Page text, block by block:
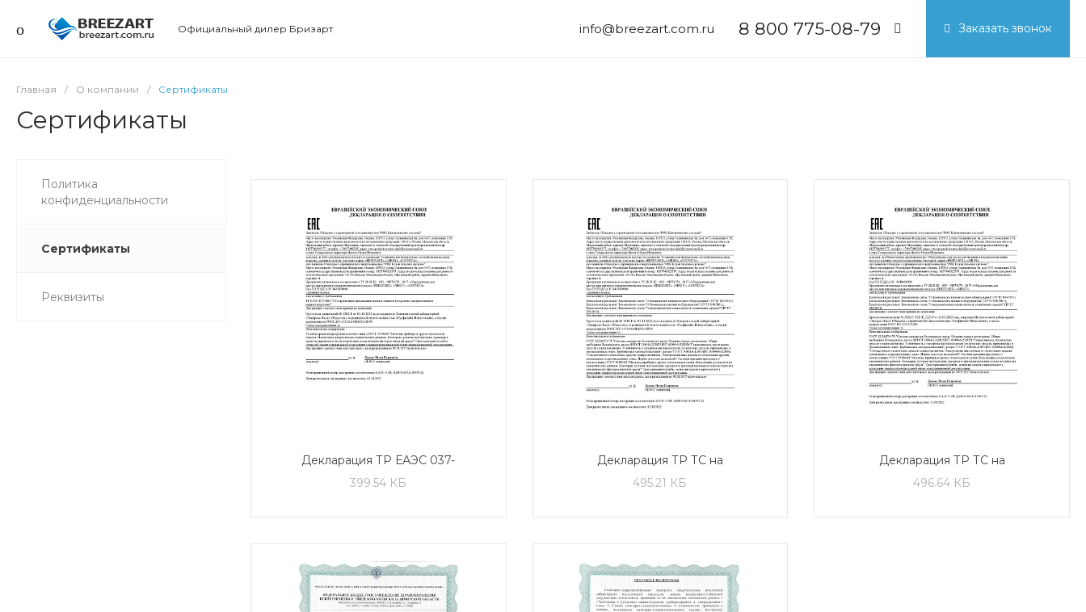
Официальный дилер Бризарт info@breezart.com.ru 8 800 775-08-79 Заказать звонок
Главная / О компании / Сертификаты
Сертификаты
Политика
конфиденциальности
Сертификаты
Реквизиты
Декларация ТР ЕАЭС 037-
2016 на вентиляционные
399.54 КБ
Декларация ТР ТС на
вентиляционные установки
495.21 КБ
Декларация ТР ТС на
чиллеры
496.64 КБ